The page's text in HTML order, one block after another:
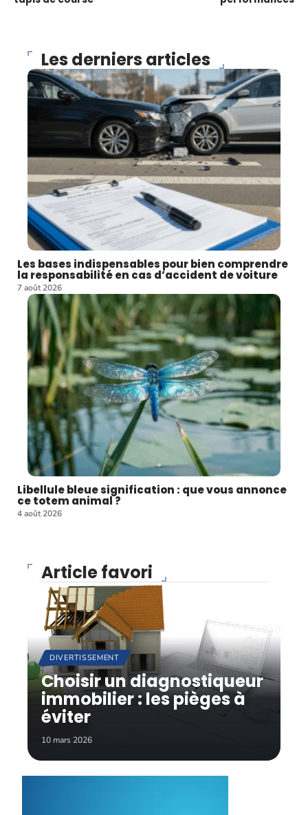
Les derniers articles
Les bases indispensables pour bien comprendre
la responsabilité en cas d’accident de voiture
7 août 2026
Libellule bleue signification : que vous annonce
ce totem animal ?
4 août 2026
Article favori
DIVERTISSEMENT
Choisir un diagnostiqueur
immobilier : les pièges à
éviter
10 mars 2026